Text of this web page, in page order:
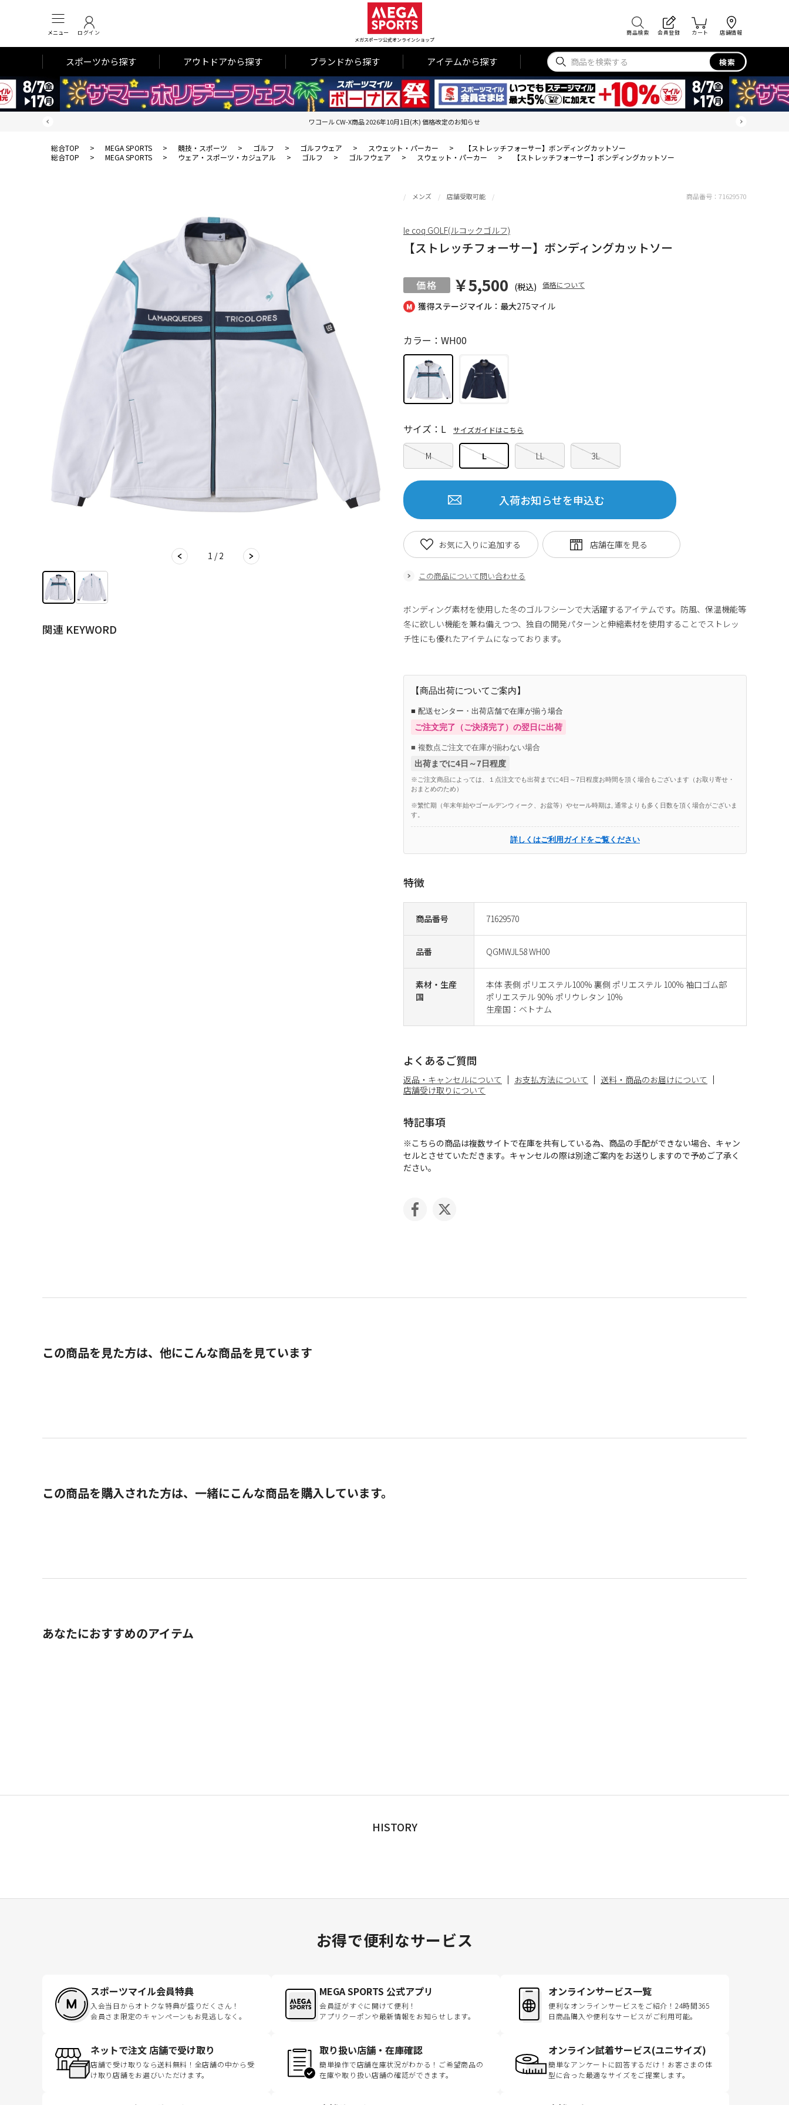
メニュー ログイン
メガスポーツ公式オンラインショップ
商品検索 会員登録 カート 店舗情報
スポーツから探す アウトドアから探す ブランドから探す アイテムから探す 検索
ワコール CW-X商品 2026年10月1日(木) 価格改定のお知らせ
総合TOP > MEGA SPORTS > 競技・スポーツ > ゴルフ > ゴルフウェア > スウェット・パーカー >
【ストレッチフォーサー】ボンディングカットソー
総合TOP
> MEGA SPORTS > ウェア・スポーツ・カジュアル > ゴルフ > ゴルフウェア > スウェット・パーカー > 【ストレッチフォーサー】ボンディングカットソー
1 / 2
関連 KEYWORD
獲得ステージマイル：最大275マイル
メンズ 店舗受取可能
【ストレッチフォーサー】ボンディングカットソー
￥5,500 (税込) 価格について
商品番号 71629570
品番 QGMWJL58 WH00
素材・生産
国
本体 表側 ポリエステル100% 裏側 ポリエステル 100% 袖口ゴム部
ポリエステル 90% ポリウレタン 10%
生産国：ベトナム
カラー：WH00
M L LL 3L
サイズ：L サイズガイドはこちら
入荷お知らせを申込む
この商品について問い合わせる
お気に入りに追加する
商品番号： 71629570
le coq GOLF(ルコックゴルフ)
ボンディング素材を使用した冬のゴルフシーンで大活躍するアイテムです。防風、保温機能等
冬に欲しい機能を兼ね備えつつ、独自の開発パターンと伸縮素材を使用することでストレッ
チ性にも優れたアイテムになっております。
【商品出荷についてご案内】
■ 配送センター・出荷店舗で在庫が揃う場合
ご注文完了（ご決済完了）の翌日に出荷
■ 複数点ご注文で在庫が揃わない場合
出荷までに4日～7日程度
※ご注文商品によっては、１点注文でも出荷までに4日～7日程度お時間を頂く場合もございます（お取り寄せ・
おまとめのため）
※繁忙期（年末年始やゴールデンウィーク、お盆等）やセール時期は, 通常よりも多く日数を頂く場合がございま
す。
詳しくはご利用ガイドをご覧ください
特徴
よくあるご質問
返品・キャンセルについて お支払方法について
送料・商品のお届けについて
店舗受け取りについて
特記事項
※こちらの商品は複数サイトで在庫を共有している為、商品の手配ができない場合、キャン
セルとさせていただきます。キャンセルの際は別途ご案内をお送りしますので予めご了承く
ださい。
この商品を見た方は、他にこんな商品を見ています
この商品を購入された方は、一緒にこんな商品を購入しています。
あなたにおすすめのアイテム
HISTORY
お得で便利なサービス
スポーツマイル会員特典
入会当日からオトクな特典が盛りだくさん！
会員さま限定のキャンペーンもお見逃しなく。
MEGA SPORTS 公式アプリ
会員証がすぐに開けて便利！
アプリクーポンや最新情報をお知らせします。
オンラインサービス一覧
便利なオンラインサービスをご紹介！24時間365
日商品購入や便利なサービスがご利用可能。
ネットで注文 店舗で受け取り
店舗で受け取りなら送料無料！全店舗の中から受
け取り店舗をお選びいただけます。
取り扱い店舗・在庫確認
簡単操作で店舗在庫状況がわかる！ご希望商品の
在庫や取り扱い店舗の確認ができます。
オンライン試着サービス(ユニサイズ)
簡単なアンケートに回答するだけ！お客さまの体
型に合った最適なサイズをご提案します。